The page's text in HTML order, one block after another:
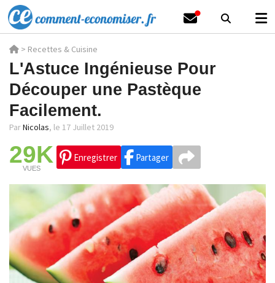
> Recettes & Cuisine
L'Astuce Ingénieuse Pour
Découper une Pastèque
Facilement.
ParNicolas, le 17 Juillet 2019
29K
VUES
Enregistrer Partager